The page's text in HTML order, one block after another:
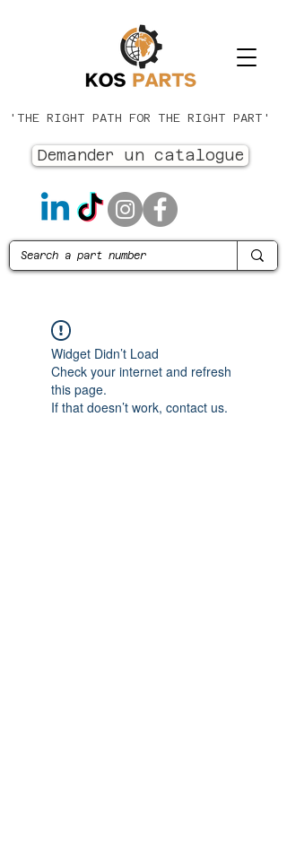
'THE RIGHT PATH FOR THE RIGHT PART'
Demander un catalogue
Widget Didn’t Load
Check your internet and refresh
this page.
If that doesn’t work, contact us.